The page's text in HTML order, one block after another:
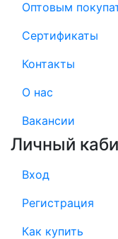
Оптовым
Сертификаты
Контакты
О нас
Вакансии
Личный
Вход
Регистрация
Как купить